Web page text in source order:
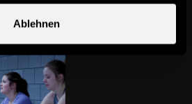
Ablehnen